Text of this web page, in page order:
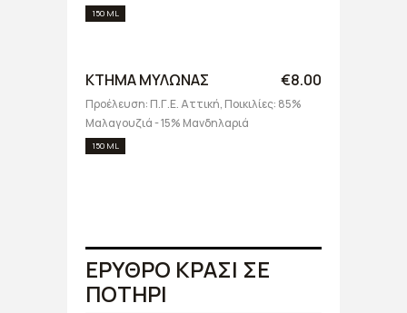
150 ML
ΚΤΗΜΑ ΜΥΛΩΝΑΣ €8.00
Προέλευση: Π.Γ.Ε. Αττική, Ποικιλίες: 85%
Μαλαγουζιά - 15% Μανδηλαριά
150 ML
ΕΡΥΘΡΟ ΚΡΑΣΙ ΣΕ
ΠΟΤΗΡΙ